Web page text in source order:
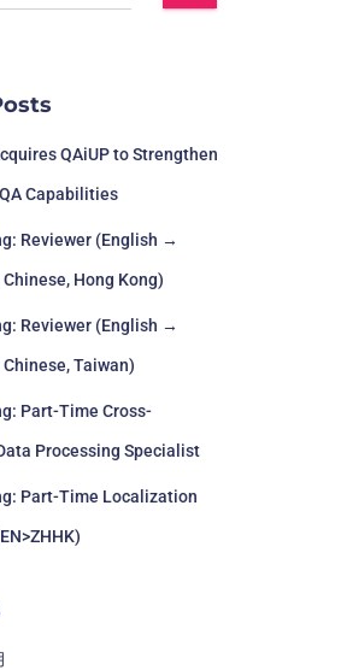
QAiUP to Strengthen
Capabilities
Reviewer (English →
Hong Kong)
Reviewer (English →
Taiwan)
Part-Time Cross-
Processing Specialist
Part-Time Localization